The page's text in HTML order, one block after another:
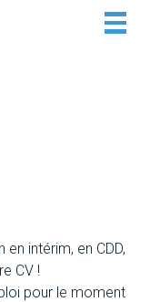
intérim, en CDD,
CV !
pour le moment